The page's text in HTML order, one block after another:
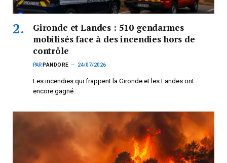
Gironde et Landes : 510 gendarmes
mobilisés face à des incendies hors de
contrôle
PAR PANDORE 24/07/2026
Les incendies qui frappent la Gironde et les Landes ont
encore gagné…